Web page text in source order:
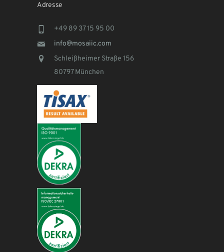
Adresse
+49 89 37 15 95 00
info@mosaiic.com
Schleißheimer Straße 156
80797 München